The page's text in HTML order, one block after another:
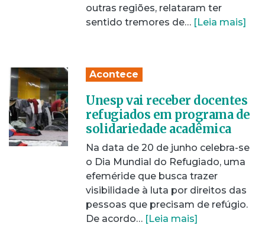
outras regiões, relataram ter
sentido tremores de… [Leia mais]
Acontece
Unesp vai receber docentes
refugiados em programa de
solidariedade acadêmica
Na data de 20 de junho celebra-se
o Dia Mundial do Refugiado, uma
efeméride que busca trazer
visibilidade à luta por direitos das
pessoas que precisam de refúgio.
De acordo… [Leia mais]